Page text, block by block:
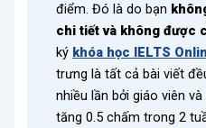
điểm. Đó là do bạn
chi tiết và không được
ký khóa học IELTS
trưng là tất cả bài viết
nhiều lần bởi giáo viên
tăng 0.5 chấm trong 2